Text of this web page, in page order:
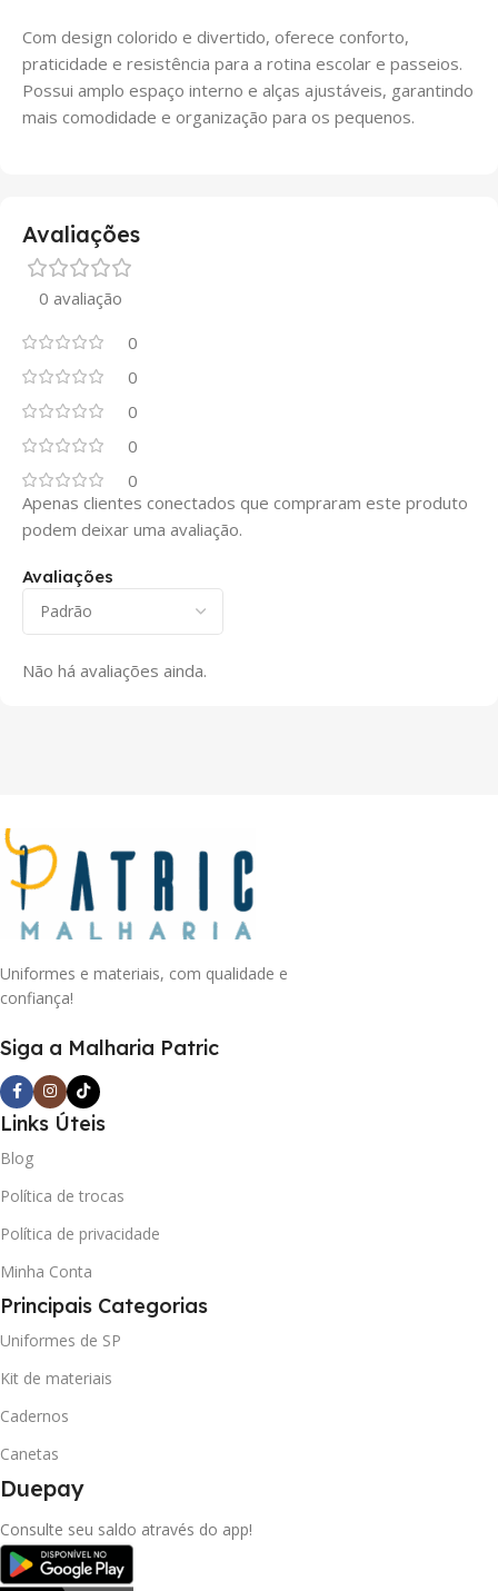
Com design colorido e divertido, oferece conforto,
praticidade e resistência para a rotina escolar e passeios.
Possui amplo espaço interno e alças ajustáveis, garantindo
mais comodidade e organização para os pequenos.
Avaliações
0 avaliação
0
0
0
0
0
Avaliações
Não há avaliações ainda.
Apenas clientes conectados que compraram este produto
podem deixar uma avaliação.
Uniformes e materiais, com qualidade e
confiança!
Siga a Malharia Patric
Links Úteis
Blog
Política de trocas
Política de privacidade
Minha Conta
Principais Categorias
Uniformes de SP
Kit de materiais
Cadernos
Canetas
Duepay
Consulte seu saldo através do app!